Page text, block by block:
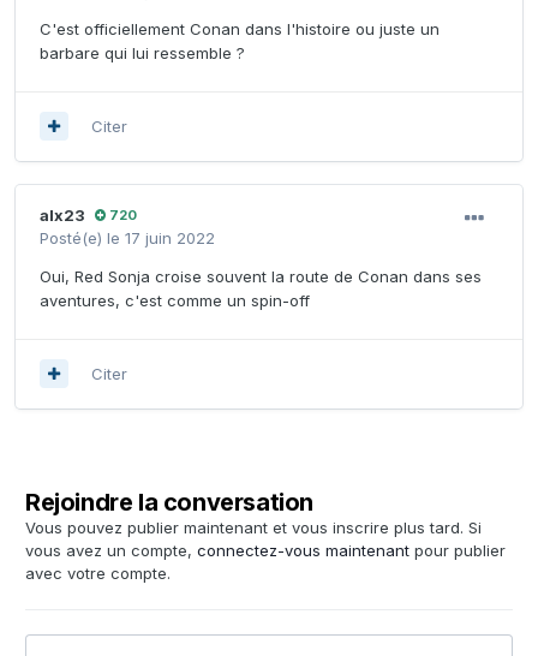
C'est officiellement Conan dans l'histoire ou juste un
barbare qui lui ressemble ?
Citer
alx23 720
Posté(e) le 17 juin 2022
Oui, Red Sonja croise souvent la route de Conan dans ses
aventures, c'est comme un spin-off
Citer
Rejoindre la conversation
Vous pouvez publier maintenant et vous inscrire plus tard. Si
vous avez un compte, connectez-vous maintenant pour publier
avec votre compte.